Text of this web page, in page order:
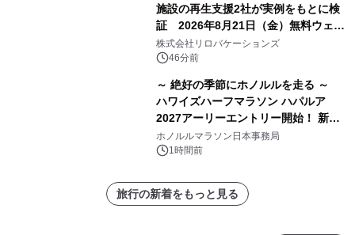
施設の再生支援2社が実例をもとに検
証 2026年8月21日（金）無料ウェビ
ナー開催
株式会社リロバケーションズ
46分前
～ 絶好の季節にホノルルを走る ～
ハワイズハーフマラソン ハパルア
2027アーリーエントリー開始！ 新カ
テゴリー「ハパルアIKI(イキ)」(約
13.4km)が登場
ホノルルマラソン日本事務局
1時間前
旅行の新着をもっと見る